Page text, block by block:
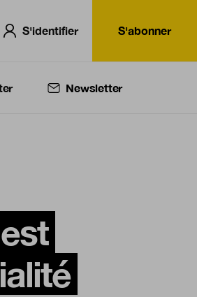
S'identifier S'abonner
Newsletter